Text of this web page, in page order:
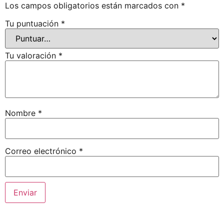
Los campos obligatorios están marcados con *
Tu puntuación *
Tu valoración *
Nombre *
Correo electrónico *